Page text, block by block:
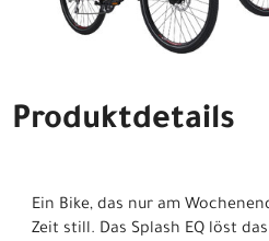
Produktdetails
Ein Bike, das nur am
Zeit still. Das Splash EQ löst